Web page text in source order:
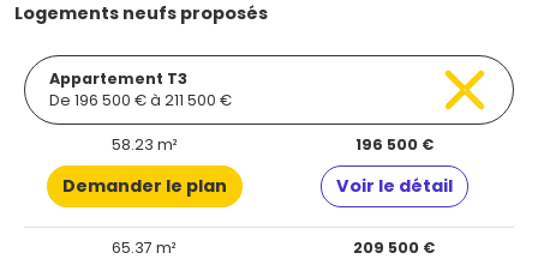
Logements neufs proposés
Appartement T3
De 196 500 € à 211 500 €
58.23 m² 196 500 €
Demander le plan Voir le détail
65.37 m² 209 500 €